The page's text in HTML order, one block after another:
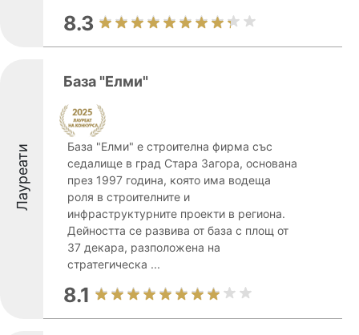
8.3
Лауреати
База "Елми"
База "Елми" е строителна фирма със
седалище в град Стара Загора, основана
през 1997 година, която има водеща
роля в строителните и
инфраструктурните проекти в региона.
Дейността се развива от база с площ от
37 декара, разположена на
стратегическа ...
8.1